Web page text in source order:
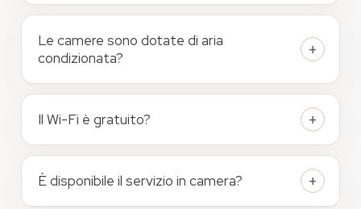
Le camere sono dotate di aria
condizionata?
Il Wi-Fi è gratuito?
È disponibile il servizio in camera?